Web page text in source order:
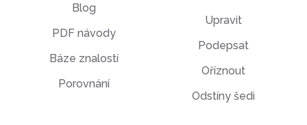
Blog
PDF návody
Báze znalostí
Porovnání
Upravit
Podepsat
Oříznout
Odstíny šedi